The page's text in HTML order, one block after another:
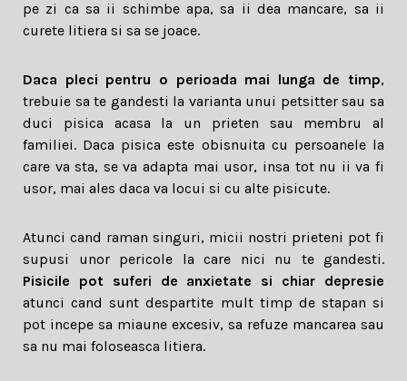
pe zi ca sa ii schimbe apa, sa ii dea mancare, sa ii
curete litiera si sa se joace.
Daca pleci pentru o perioada mai lunga de timp,
trebuie sa te gandesti la varianta unui petsitter sau sa
duci pisica acasa la un prieten sau membru al
familiei. Daca pisica este obisnuita cu persoanele la
care va sta, se va adapta mai usor, insa tot nu ii va fi
usor, mai ales daca va locui si cu alte pisicute.
Atunci cand raman singuri, micii nostri prieteni pot fi
supusi unor pericole la care nici nu te gandesti.
Pisicile pot suferi de anxietate si chiar depresie
atunci cand sunt despartite mult timp de stapan si
pot incepe sa miaune excesiv, sa refuze mancarea sau
sa nu mai foloseasca litiera.